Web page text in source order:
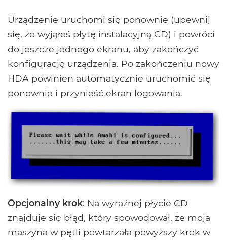
Urządzenie uruchomi się ponownie (upewnij
się, że wyjąłeś płytę instalacyjną CD) i powróci
do jeszcze jednego ekranu, aby zakończyć
konfigurację urządzenia. Po zakończeniu nowy
HDA powinien automatycznie uruchomić się
ponownie i przynieść ekran logowania.
Opcjonalny krok: Na wyraźnej płycie CD
znajduje się błąd, który spowodował, że moja
maszyna w pętli powtarzała powyższy krok w